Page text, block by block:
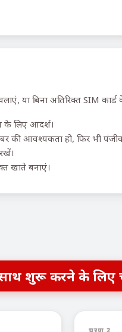
या बिना अतिरिक्त SIM कार्ड
के लिए आदर्श।
की आवश्यकता हो, फिर भी
खाते बनाएं।
शुरू करने के लिए
चरण 2